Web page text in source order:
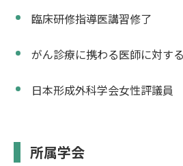
臨床研修指導医講習修了
がん診療に携わる医師に対す
日本形成外科学会女性評議員
所属学会